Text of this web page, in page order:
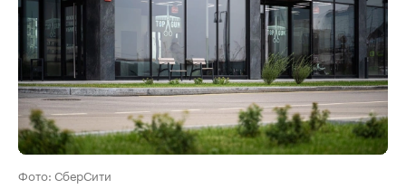
Фото: СберСити